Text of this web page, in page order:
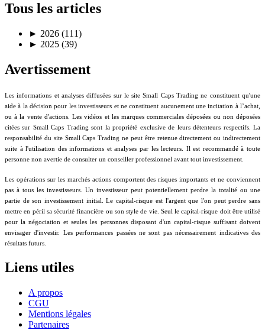
Tous les articles
► 2026 (111)
► 2025 (39)
Avertissement
Les informations et analyses diffusées sur le site Small Caps Trading ne constituent qu'une
aide à la décision pour les investisseurs et ne constituent aucunement une incitation à l’achat,
ou à la vente d'actions. Les vidéos et les marques commerciales déposées ou non déposées
citées sur Small Caps Trading sont la propriété exclusive de leurs détenteurs respectifs. La
responsabilité du site Small Caps Trading ne peut être retenue directement ou indirectement
suite à l'utilisation des informations et analyses par les lecteurs. Il est recommandé à toute
personne non avertie de consulter un conseiller professionnel avant tout investissement.
Les opérations sur les marchés actions comportent des risques importants et ne conviennent
pas à tous les investisseurs. Un investisseur peut potentiellement perdre la totalité ou une
partie de son investissement initial. Le capital-risque est l'argent que l'on peut perdre sans
mettre en péril sa sécurité financière ou son style de vie. Seul le capital-risque doit être utilisé
pour la négociation et seules les personnes disposant d'un capital-risque suffisant doivent
envisager d'investir. Les performances passées ne sont pas nécessairement indicatives des
résultats futurs.
Liens utiles
A propos
CGU
Mentions légales
Partenaires